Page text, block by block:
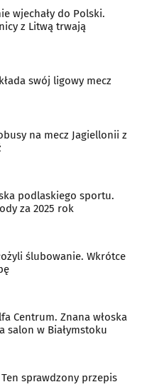
wjechały do Polski.
z Litwą trwają
swój ligowy mecz
na mecz Jagiellonii z
podlaskiego sportu.
za 2025 rok
ślubowanie. Wkrótce
Centrum. Znana włoska
salon w Białymstoku
sprawdzony przepis